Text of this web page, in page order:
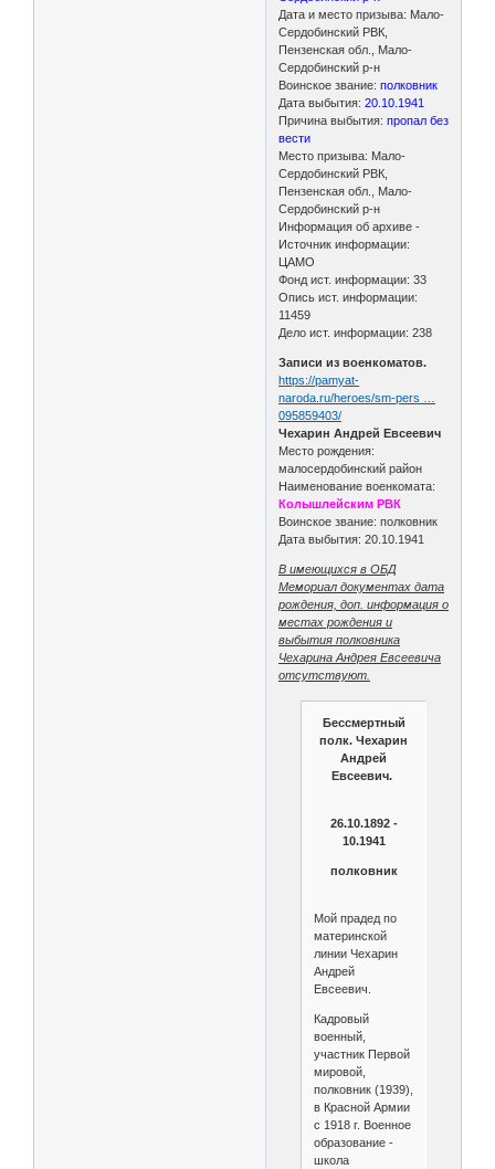
Дата и место призыва: Мало-
Сердобинский РВК,
Пензенская обл., Мало-
Сердобинский р-н
Воинское звание: полковник
Дата выбытия:20.10.1941
Причина выбытия:пропал без
вести
Место призыва: Мало-
Сердобинский РВК,
Пензенская обл., Мало-
Сердобинский р-н
Информация об архиве -
Источник информации:
ЦАМО
Фонд ист. информации: 33
Опись ист. информации:
11459
Дело ист. информации: 238
Записи из военкоматов.
https://pamyat-
naroda.ru/heroes/sm-pers …
095859403/
Чехарин Андрей Евсеевич
Место рождения:
малосердобинский район
Наименование военкомата:
Колышлейским РВК
Воинское звание: полковник
Дата выбытия: 20.10.1941
В имеющихся в ОБД
Мемориал документах дата
рождения, доп. информация о
местах рождения и
выбытия полковника
Чехарина Андрея Евсеевича
отсутствуют.
Бессмертный
полк. Чехарин
Андрей
Евсеевич.
26.10.1892 -
10.1941
полковник
Мой прадед по
материнской
линии Чехарин
Андрей
Евсеевич.
Кадровый
военный,
участник Первой
мировой,
полковник (1939),
в Красной Армии
с 1918 г. Военное
образование -
школа